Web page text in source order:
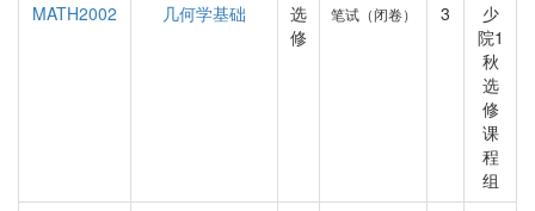
MATH2002
几何学基础
选
修
笔试（闭卷） 3
少
院1
秋
选
修
课
程
组